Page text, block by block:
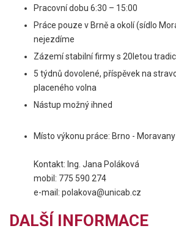
Pracovní dobu 6:30 – 15:00
Práce pouze v Brně a okolí (sídlo
nejezdíme
Zázemí stabilní firmy s 20letou
5 týdnů dovolené, příspěvek na
placeného volna
Nástup možný ihned
Místo výkonu práce: Brno - Moravany
Kontakt: Ing. Jana Poláková
mobil: 775 590 274
e-mail: polakova@unicab.cz
DALŠÍ INFORMACE